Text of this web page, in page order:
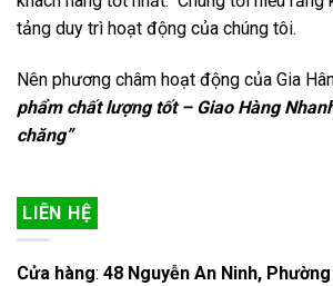
tảng duy trì hoạt động của chúng tôi.
Nên phương châm hoạt động của Gia
phẩm chất lượng tốt – Giao Hàng
chăng”
LIÊN HỆ
Cửa hàng: 48 Nguyễn An Ninh,